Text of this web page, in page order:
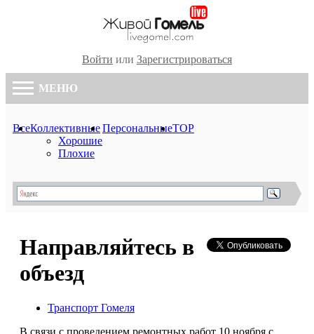
Войти или Зарегистрироваться
МЕНЮ
ВсеКоллективные
Хорошие
Плохие
ПерсональныеTOP
Направляйтесь в
объезд
Транспорт Гомеля
В связи с проведением ремонтных работ 10 ноября с